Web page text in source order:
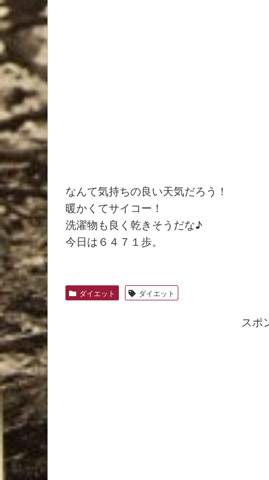
なんて気持ちの良い天気だろう！
暖かくてサイコー！
洗濯物も良く乾きそうだな♪
今日は６４７１歩。
ダイエット ダイエット
スポ